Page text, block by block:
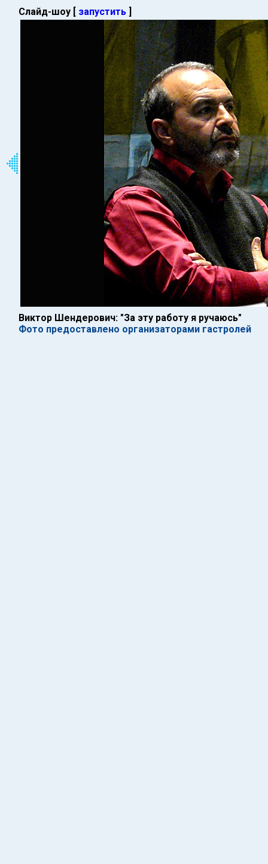
Слайд-шоу [ запустить ]
Виктор Шендерович: "За эту работу я ручаюсь"
Фото предоставлено организаторами гастролей